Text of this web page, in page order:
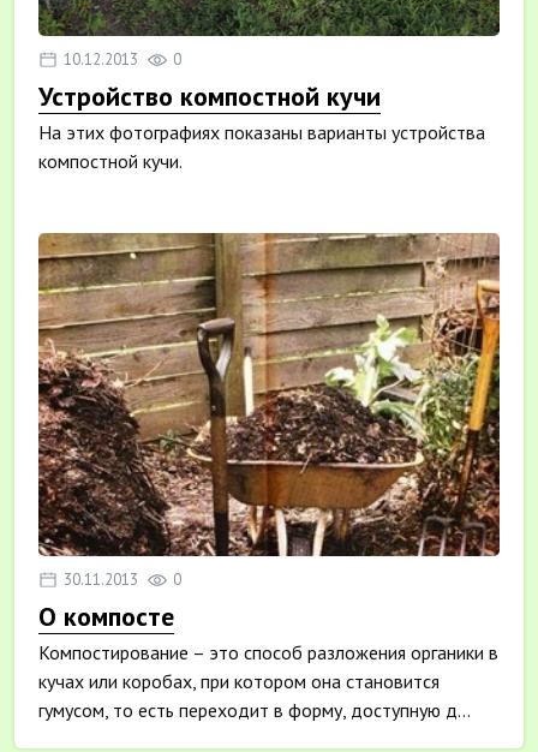
10.12.2013 0
Устройство компостной кучи
На этих фотографиях показаны варианты устройства
компостной кучи.
30.11.2013 0
О компосте
Компостирование – это способ разложения органики в
кучах или коробах, при котором она становится
гумусом, то есть переходит в форму, доступную д...